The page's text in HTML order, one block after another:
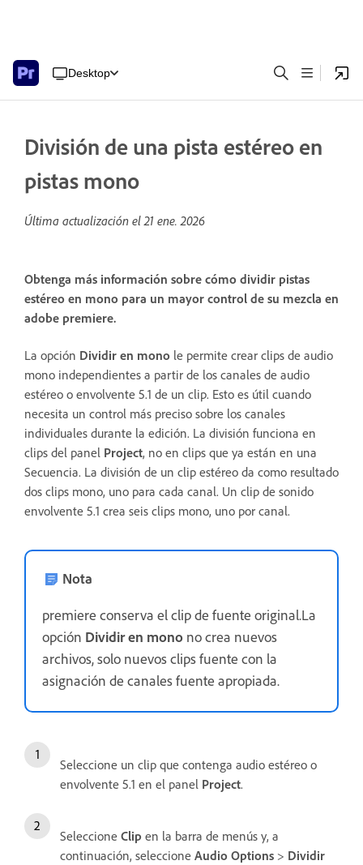
Desktop
División de una pista estéreo en
pistas mono
Última actualización el21 ene. 2026
Obtenga más información sobre cómo dividir pistas
estéreo en mono para un mayor control de su mezcla en
adobe premiere.
La opción Dividir en mono le permite crear clips de audio
mono independientes a partir de los canales de audio
estéreo o envolvente 5.1 de un clip. Esto es útil cuando
necesita un control más preciso sobre los canales
individuales durante la edición. La división funciona en
clips del panel Project, no en clips que ya están en una
Secuencia. La división de un clip estéreo da como resultado
dos clips mono, uno para cada canal. Un clip de sonido
envolvente 5.1 crea seis clips mono, uno por canal.
Nota
premiere conserva el clip de fuente original.La
opción Dividir en mono no crea nuevos
archivos, solo nuevos clips fuente con la
asignación de canales fuente apropiada.
Seleccione un clip que contenga audio estéreo o
envolvente 5.1 en el panel Project.
Seleccione Clip en la barra de menús y, a
continuación, seleccione Audio Options > Dividir